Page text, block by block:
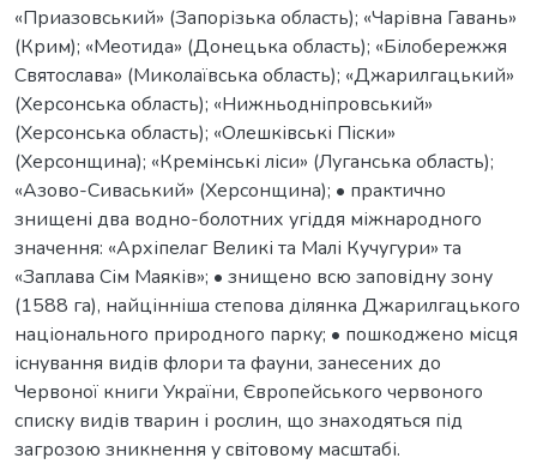
«Приазовський» (Запорізька область); «Чарівна Гавань»
(Крим); «Меотида» (Донецька область); «Білобережжя
Святослава» (Миколаївська область); «Джарилгацький»
(Херсонська область); «Нижньодніпровський»
(Херсонська область); «Олешківські Піски»
(Херсонщина); «Кремінські ліси» (Луганська область);
«Азово-Сиваський» (Херсонщина); • практично
знищені два водно-болотних угіддя міжнародного
значення: «Архіпелаг Великі та Малі Кучугури» та
«Заплава Сім Маяків»; • знищено всю заповідну зону
(1588 га), найцінніша степова ділянка Джарилгацького
національного природного парку; • пошкоджено місця
існування видів флори та фауни, занесених до
Червоної книги України, Європейського червоного
списку видів тварин і рослин, що знаходяться під
загрозою зникнення у світовому масштабі.